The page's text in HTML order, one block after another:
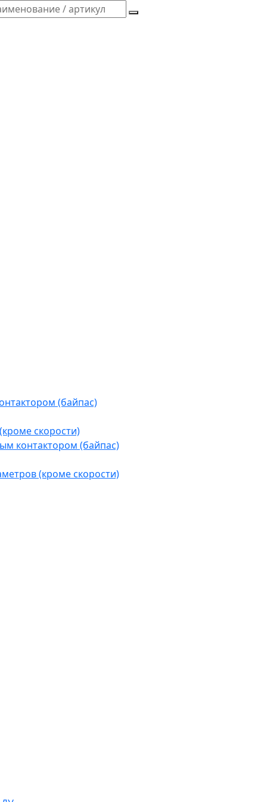
(байпас)
скорости)
контактором (байпас)
(кроме скорости)